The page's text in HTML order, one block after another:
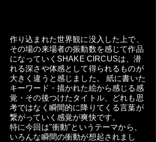
作り込まれた世界観に没入した上で、
その場の来場者の振動数を感じて作品
になっていくSHAKE CIRCUSは、潜
れる深さや体感として得られるものが
大きく違うと感じました。 紙に書いた
キーワード・描かれた絵から感じる感
覚・その後つけたタイトル、どれも思
考ではなく瞬間的に降りてくる言葉が
繋がっていく感覚が爽快です。
特に今回は"衝動"というテーマから、
いろんな瞬間の衝動が想起されまし